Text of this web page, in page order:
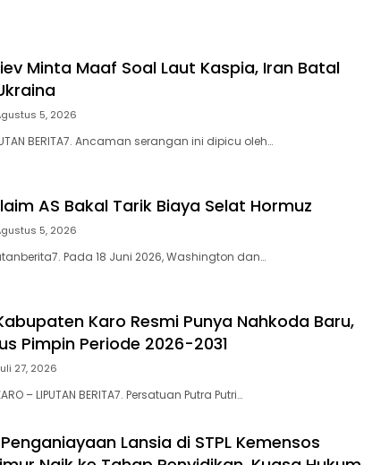
Minta Maaf Soal Laut Kaspia, Iran Batal
5, 2026
BERITA7. Ancaman serangan ini dipicu oleh…
AS Bakal Tarik Biaya Selat Hormuz
5, 2026
Pada 18 Juni 2026, Washington dan…
Karo Resmi Punya Nahkoda Baru,
Pimpin Periode 2026-2031
27, 2026
– LIPUTAN BERITA7. Persatuan Putra Putri…
Lansia di STPL Kemensos